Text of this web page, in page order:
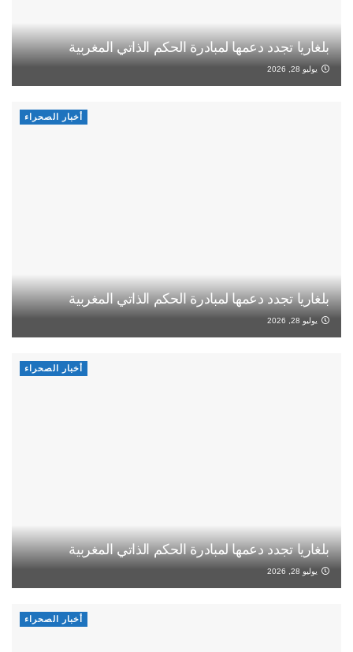
بلغاريا تجدد دعمها لمبادرة الحكم الذاتي المغربية
يوليو 28, 2026
أخبار الصحراء
بلغاريا تجدد دعمها لمبادرة الحكم الذاتي المغربية
يوليو 28, 2026
أخبار الصحراء
بلغاريا تجدد دعمها لمبادرة الحكم الذاتي المغربية
يوليو 28, 2026
أخبار الصحراء